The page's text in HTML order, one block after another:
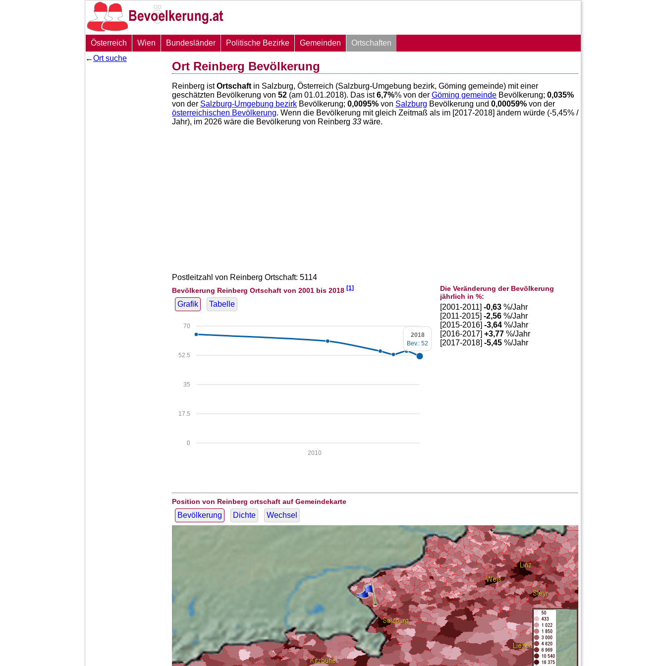
Österreich Wien Bundesländer Politische Bezirke Gemeinden
Ortschaften
←Ort suche
Ort Reinberg Bevölkerung
Reinberg istOrtschaft in Salzburg, Österreich (Salzburg-Umgebung bezirk, Göming gemeinde) mit einer
geschätzten Bevölkerung von 52 (am 01.01.2018). Das ist6,7%% von der Göming gemeinde Bevölkerung; 0,035%
von der Salzburg-Umgebung bezirk Bevölkerung; 0,0095% von Salzburg Bevölkerung und 0,00059% von der
österreichischen Bevölkerung. Wenn die Bevölkerung mit gleich Zeitmaß als im [2017-2018] ändern würde (-5,45% /
Jahr), im 2026 wäre die Bevölkerung von Reinberg 33 wäre.
Postleitzahl von Reinberg Ortschaft: 5114
Bevölkerung Reinberg Ortschaft von 2001 bis 2018 [1]
Grafik Tabelle
0
17.5
35
52.5
70
2010
2018
Bev.: 52
Die Veränderung der Bevölkerung
jährlich in %:
[2001-2011]-0,63 %/Jahr
[2011-2015]-2,56 %/Jahr
[2015-2016]-3,64 %/Jahr
[2016-2017]+3,77 %/Jahr
[2017-2018]-5,45 %/Jahr
Position von Reinberg ortschaft auf Gemeindekarte
Bevölkerung Dichte Wechsel